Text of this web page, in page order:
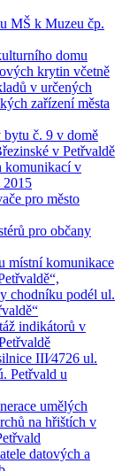
MŠ k Muzeu čp.
domu
krytin včetně
v určených
zařízení města
bytu č. 9 v domě
v Petřvaldě
komunikací v
2015
pro město
pro občany
místní komunikace
chodníku podél ul.
indikátorů v
III⁄4726 ul.
Petřvald u
umělých
na hřištích v
datových a